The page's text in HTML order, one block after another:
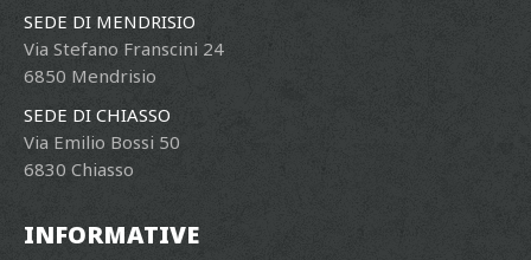
SEDE DI MENDRISIO
Via Stefano Franscini 24
6850 Mendrisio
SEDE DI CHIASSO
Via Emilio Bossi 50
6830 Chiasso
INFORMATIVE